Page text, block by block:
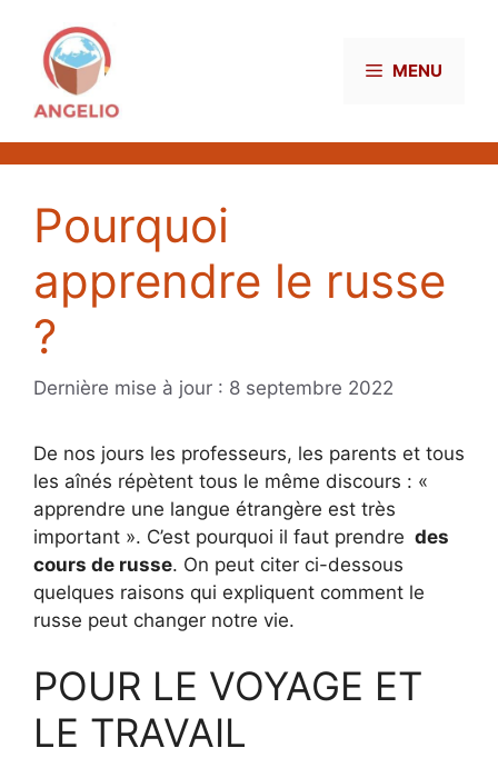
contenu
MENU
Pourquoi
apprendre le russe
?
8 septembre 2022
De nos jours les professeurs, les parents et tous
les aînés répètent tous le même discours : «
apprendre une langue étrangère est très
important ». C’est pourquoi il faut prendre des
cours de russe. On peut citer ci-dessous
quelques raisons qui expliquent comment le
russe peut changer notre vie.
POUR LE VOYAGE ET
LE TRAVAIL